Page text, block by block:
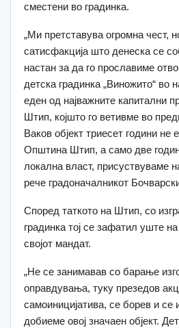
сместени во градинка.
„Ми претставува огромна чест,
сатисфакција што денеска се
настан за да го прославиме
детска градинка „Виножито“
еден од најважните капитални
Штип, којшто го ветивме во
Ваков објект триесет години не
Општина Штип, а само две
локална власт, присуствуваме
рече градоначалникот
Според таткото на Штип, со
градинка тој се зафатил уште
својот мандат.
„Не се занимавав со барање
оправдувања, туку презедов
самоиницијатива, се борев и се
добиеме овој значаен објект.